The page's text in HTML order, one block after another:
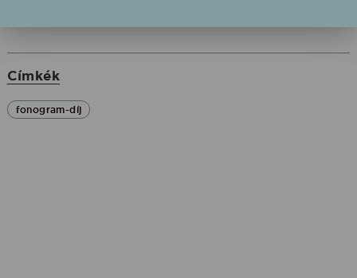
Címkék
fonogram-díj